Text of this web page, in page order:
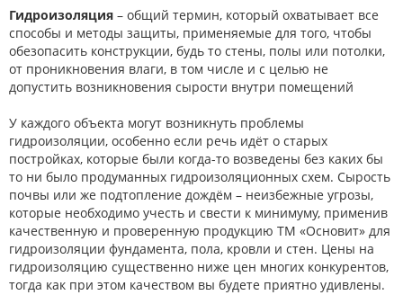
Гидроизоляция – общий термин, который охватывает все
способы и методы защиты, применяемые для того, чтобы
обезопасить конструкции, будь то стены, полы или потолки,
от проникновения влаги, в том числе и с целью не
допустить возникновения сырости внутри помещений
У каждого объекта могут возникнуть проблемы
гидроизоляции, особенно если речь идёт о старых
постройках, которые были когда-то возведены без каких бы
то ни было продуманных гидроизоляционных схем. Сырость
почвы или же подтопление дождём – неизбежные угрозы,
которые необходимо учесть и свести к минимуму, применив
качественную и проверенную продукцию ТМ «Основит» для
гидроизоляции фундамента, пола, кровли и стен. Цены на
гидроизоляцию существенно ниже цен многих конкурентов,
тогда как при этом качеством вы будете приятно удивлены.